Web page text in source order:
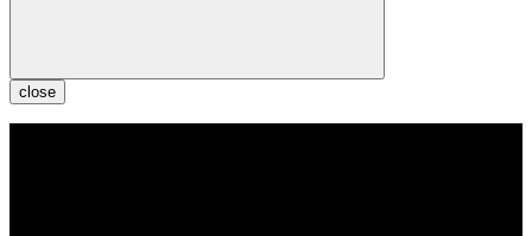
close